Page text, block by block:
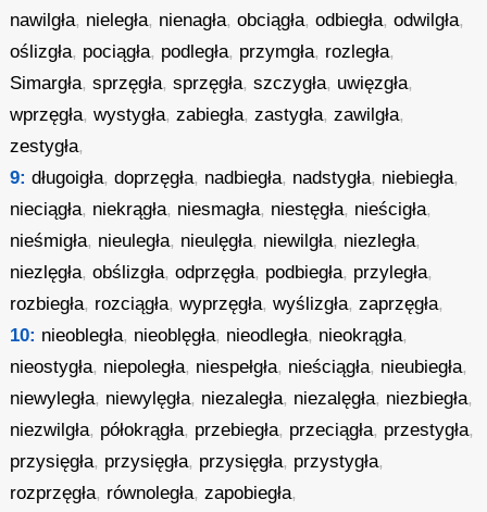
nawilgła, nieległa, nienagła,obciągła,odbiegła,odwilgła,
oślizgła, pociągła, podległa, przymgła, rozległa,
Simargła,sprzęgła,sprzęgła,szczygła, uwięzgła,
wprzęgła,wystygła,zabiegła,zastygła,zawilgła,
zestygła,
9: długoigła,doprzęgła, nadbiegła, nadstygła, niebiegła,
nieciągła, niekrągła, niesmagła, niestęgła, nieścigła,
nieśmigła, nieuległa, nieulęgła, niewilgła, niezległa,
niezlęgła,obślizgła,odprzęgła, podbiegła, przyległa,
rozbiegła, rozciągła,wyprzęgła,wyślizgła,zaprzęgła,
10: nieobległa, nieoblęgła, nieodległa, nieokrągła,
nieostygła, niepoległa, niespełgła, nieściągła, nieubiegła,
niewyległa, niewylęgła, niezaległa, niezalęgła, niezbiegła,
niezwilgła, półokrągła, przebiegła, przeciągła, przestygła,
przysięgła, przysięgła, przysięgła, przystygła,
rozprzęgła, równoległa,zapobiegła,